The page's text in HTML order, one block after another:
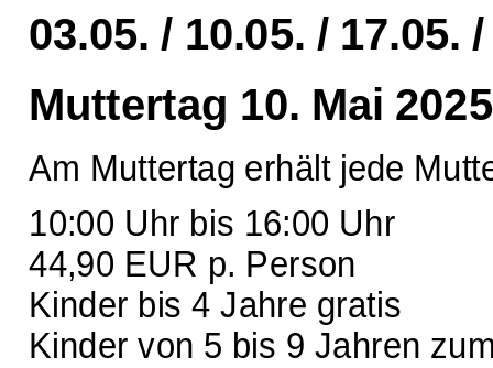
03.05. / 10.05. / 17.05.
Muttertag 10. Mai 2025
Am Muttertag erhält jede
10:00 Uhr bis 16:00 Uhr
44,90 EUR p. Person
Kinder bis 4 Jahre gratis
Kinder von 5 bis 9 Jahren